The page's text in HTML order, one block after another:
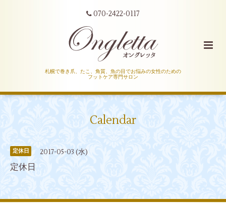
070-2422-0117
札幌で巻き爪、たこ、角質、魚の目でお悩みの女性のための
フットケア専門サロン
Calendar
定休日 2017-05-03 (水)
定休日